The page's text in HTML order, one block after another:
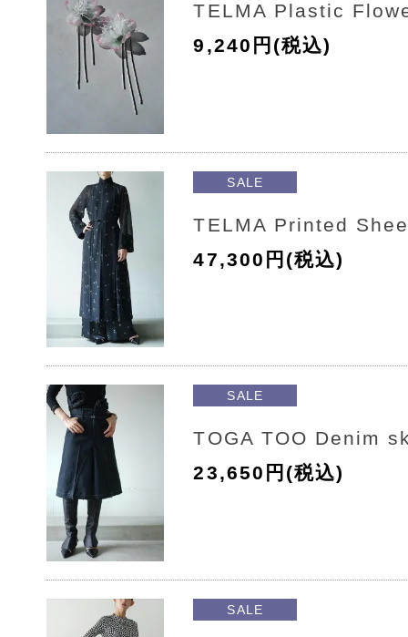
TELMA Plastic
9,240円(税込)
SALE
TELMA Printed
47,300円(税込)
SALE
TOGA TOO Denim
23,650円(税込)
SALE